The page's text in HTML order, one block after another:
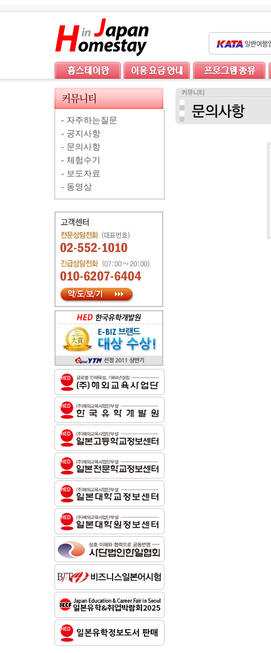
- 자주하는질문
- 공지사항
- 문의사항
- 체험수기
- 보도자료
- 동영상